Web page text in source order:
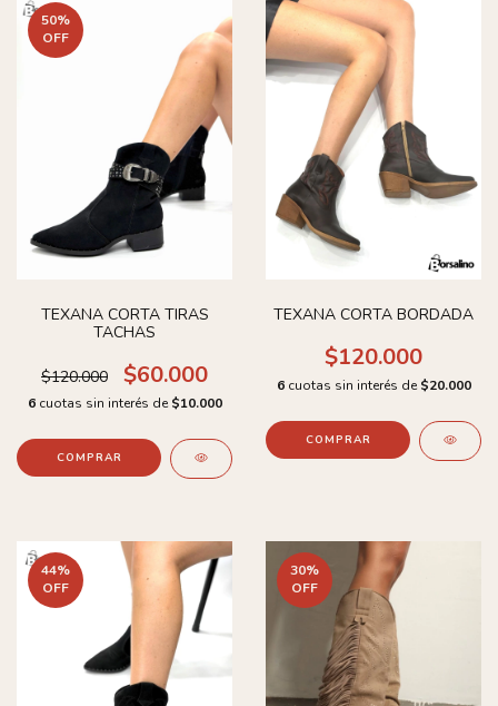
50%
OFF
TEXANA CORTA TIRAS
TACHAS
$120.000 $60.000
6 cuotas sin interés de $10.000
COMPRAR
TEXANA CORTA BORDADA
$120.000
6 cuotas sin interés de $20.000
COMPRAR
44%
OFF
30%
OFF